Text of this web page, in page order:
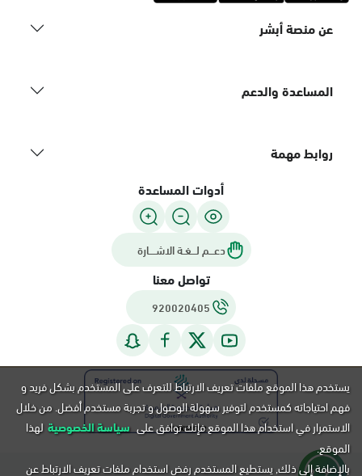
عن منصة أبشر
المساعدة والدعم
روابط مهمة
أدوات المساعدة
دعـــم لـــغـة الاشــــارة
تواصل معنا
920020405
يستخدم هذا الموقع ملفات تعريف الارتباط للتعرف على المستخدم بشكل فريد و
فهم احتياجاته كمستخدم لتوفير سهولة الوصول و تجربة مستخدم أفضل. من خلال
الاستمرار في استخدام هذا الموقع فإنك توافق على سياسة الخصوصية لهذا
الموقع.
بالإضافة إلى ذلك, يستطيع المستخدم رفض استخدام ملفات تعريف الارتباط عن